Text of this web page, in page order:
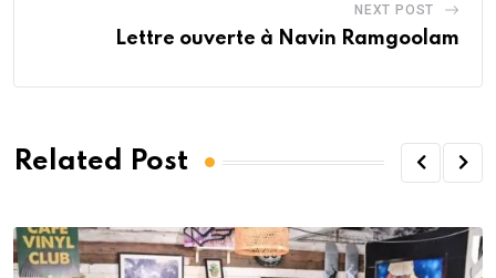
NEXT POST
Lettre ouverte à Navin Ramgoolam
Related Post